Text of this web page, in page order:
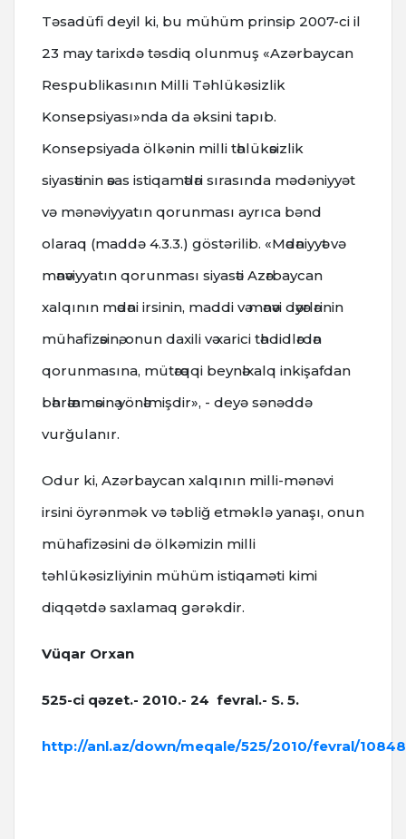
Təsadüfi deyil ki, bu mühüm prinsip 2007-ci il
23 may tarixdə təsdiq olunmuş «Azərbaycan
Respublikasının Milli Təhlükəsizlik
Konsepsiyası»nda da əksini tapıb.
Konsepsiyada ölkənin milli tәhlükәsizlik
siyasәtinin әsas istiqamәtlәri sırasında mədəniyyət
və mənəviyyatın qorunması ayrıca bənd
olaraq (maddə 4.3.3.) göstərilib. «Mәdәniyyәt vә
mәnәviyyatın qorunması siyasәti Azәrbaycan
xalqının mәdәni irsinin, maddi vә mәnәvi dәyәrlәrinin
mühafizәsinә, onun daxili vә xarici tәhdidlәrdәn
qorunmasına, mütәrәqqi beynәlxalq inkişafdan
bәhrәlәnmәsinә yönәlmişdir», - deyə sənəddə
vurğulanır.
Odur ki, Azərbaycan xalqının milli-mənəvi
irsini öyrənmək və təbliğ etməklə yanaşı, onun
mühafizəsini də ölkəmizin milli
təhlükəsizliyinin mühüm istiqaməti kimi
diqqətdə saxlamaq gərəkdir.
Vüqar Orxan
525-ci qəzet.- 2010.- 24 fevral.- S. 5.
http://anl.az/down/meqale/525/2010/fevral/